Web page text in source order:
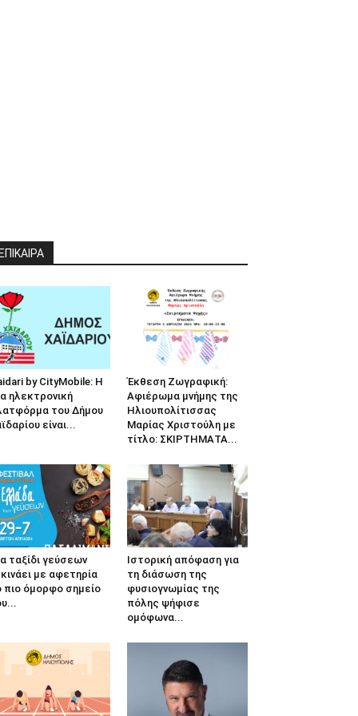
ΕΠΙΚΑΙΡΑ
by CityMobile: Η
ηλεκτρονική
του Δήμου
είναι...
Έκθεση Ζωγραφική:
Αφιέρωμα μνήμης της
Ηλιουπολίτισσας
Μαρίας Χριστούλη με
τίτλο: ΣΚΙΡΤΗΜΑΤΑ...
ταξίδι γεύσεων
με αφετηρία
πιο όμορφο σημείο
Ιστορική απόφαση για
τη διάσωση της
φυσιογνωμίας της
πόλης ψήφισε
ομόφωνα...